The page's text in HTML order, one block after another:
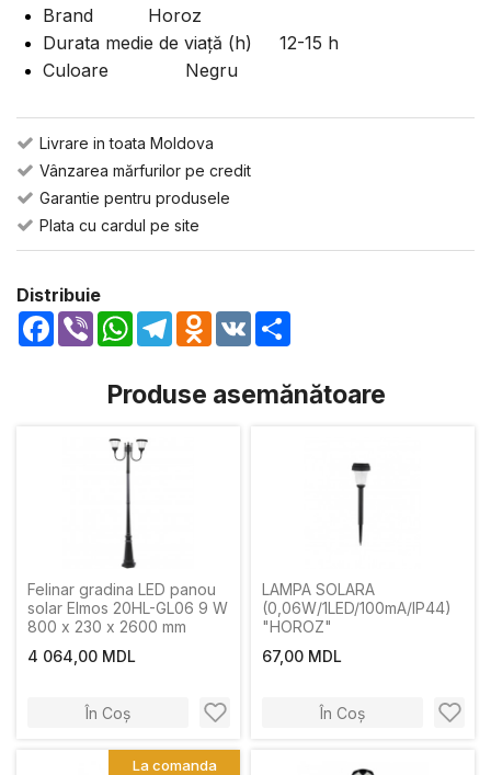
Brand Horoz
Durata medie de viaţă (h) 12-15 h
Culoare Negru
Livrare in toata Moldova
Vânzarea mărfurilor pe credit
Garantie pentru produsele
Plata cu cardul pe site
Distribuie
Facebook
Viber WhatsApp
TelegramOdnoklassniki
VK
Produse asemănătoare
Felinar gradina LED panou
solar Elmos 20HL-GL06 9 W
800 x 230 x 2600 mm
4 064,00 MDL
În Coș
LAMPA SOLARA
(0,06W/1LED/100mA/IP44)
"HOROZ"
67,00 MDL
În Coș
La comanda